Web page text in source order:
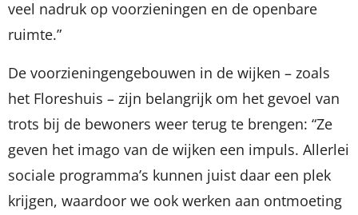
veel nadruk op voorzieningen en de openbare
ruimte.”
De voorzieningengebouwen in de wijken – zoals
het Floreshuis – zijn belangrijk om het gevoel van
trots bij de bewoners weer terug te brengen: “Ze
geven het imago van de wijken een impuls. Allerlei
sociale programma’s kunnen juist daar een plek
krijgen, waardoor we ook werken aan ontmoeting